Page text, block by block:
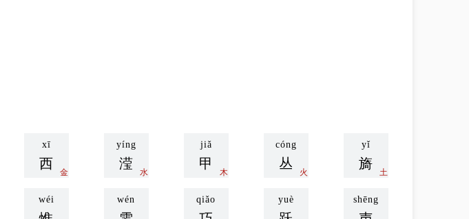
xī
西
金
yíng
滢
水
jiǎ
甲
木
cóng
丛
火
yǐ
旖
土
wéi wén qiǎo yuè shēng